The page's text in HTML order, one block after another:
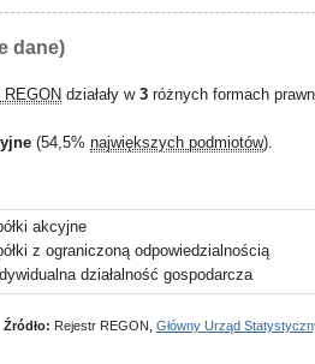
dane)
działały w 3 różnych formach
(54,5% największych podmiotów).
akcyjne
z ograniczoną odpowiedzialnością
działalność gospodarcza
Źródło: Rejestr REGON, Główny Urząd